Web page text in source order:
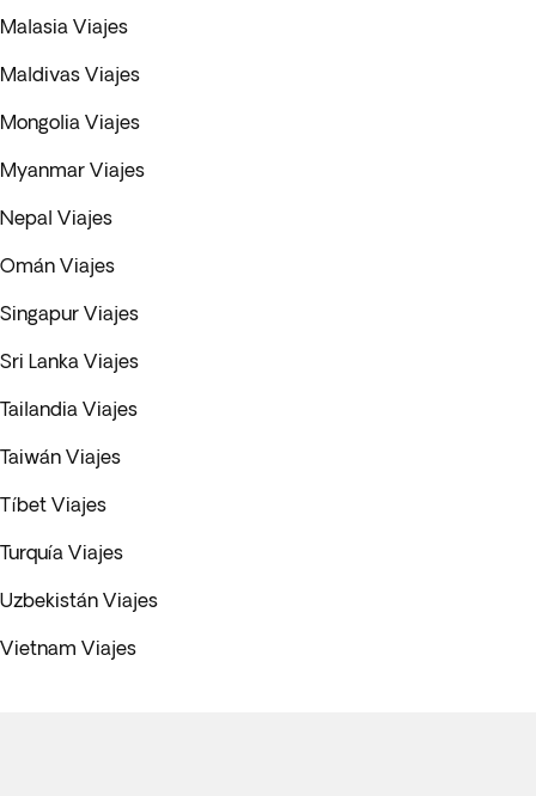
Malasia Viajes
Maldivas Viajes
Mongolia Viajes
Myanmar Viajes
Nepal Viajes
Omán Viajes
Singapur Viajes
Sri Lanka Viajes
Tailandia Viajes
Taiwán Viajes
Tíbet Viajes
Turquía Viajes
Uzbekistán Viajes
Vietnam Viajes